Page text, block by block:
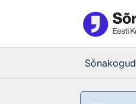
Sõnakogud